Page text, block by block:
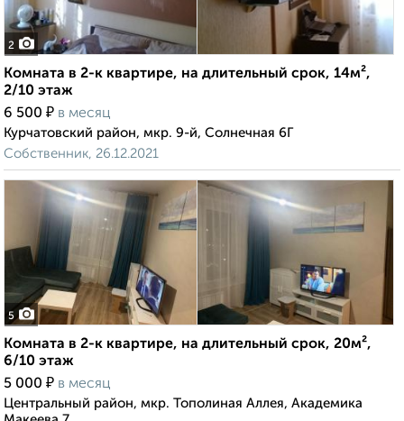
2
Комната в 2-к квартире, на длительный срок, 14м²,
2/10 этаж
6 500 ₽ в месяц
Курчатовский район, мкр. 9-й, Солнечная 6Г
Собственник, 26.12.2021
5
Комната в 2-к квартире, на длительный срок, 20м²,
6/10 этаж
5 000 ₽ в месяц
Центральный район, мкр. Тополиная Аллея, Академика